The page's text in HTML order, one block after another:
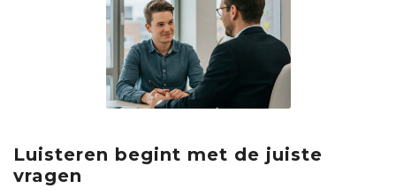
Luisteren begint met de juiste
vragen